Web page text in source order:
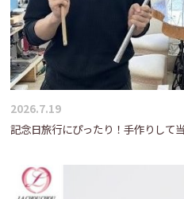
2026.7.19
記念日旅行にぴったり！手作りして